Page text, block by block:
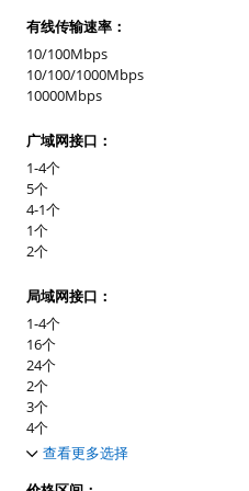
有线传输速率：
10/100Mbps
10/100/1000Mbps
10000Mbps
广域网接口：
1-4个
5个
4-1个
1个
2个
局域网接口：
1-4个
16个
24个
2个
3个
4个
5个查看更多选择